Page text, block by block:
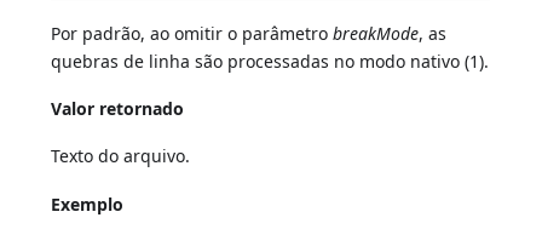
Por padrão, ao omitir o parâmetrobreakMode, as
quebras de linha são processadas no modo nativo (1).
Valor retornado
Texto do arquivo.
Exemplo